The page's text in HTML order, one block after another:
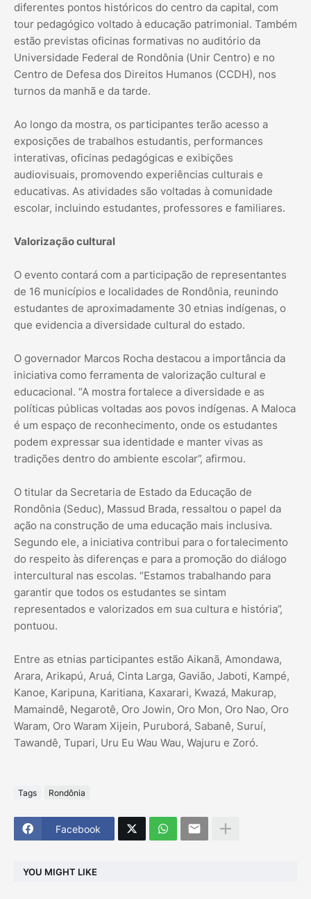
diferentes pontos históricos do centro da capital, com
tour pedagógico voltado à educação patrimonial. Também
estão previstas oficinas formativas no auditório da
Universidade Federal de Rondônia (Unir Centro) e no
Centro de Defesa dos Direitos Humanos (CCDH), nos
turnos da manhã e da tarde.
Ao longo da mostra, os participantes terão acesso a
exposições de trabalhos estudantis, performances
interativas, oficinas pedagógicas e exibições
audiovisuais, promovendo experiências culturais e
educativas. As atividades são voltadas à comunidade
escolar, incluindo estudantes, professores e familiares.
Valorização cultural
O evento contará com a participação de representantes
de 16 municípios e localidades de Rondônia, reunindo
estudantes de aproximadamente 30 etnias indígenas, o
que evidencia a diversidade cultural do estado.
O governador Marcos Rocha destacou a importância da
iniciativa como ferramenta de valorização cultural e
educacional. “A mostra fortalece a diversidade e as
políticas públicas voltadas aos povos indígenas. A Maloca
é um espaço de reconhecimento, onde os estudantes
podem expressar sua identidade e manter vivas as
tradições dentro do ambiente escolar”, afirmou.
O titular da Secretaria de Estado da Educação de
Rondônia (Seduc), Massud Brada, ressaltou o papel da
ação na construção de uma educação mais inclusiva.
Segundo ele, a iniciativa contribui para o fortalecimento
do respeito às diferenças e para a promoção do diálogo
intercultural nas escolas. “Estamos trabalhando para
garantir que todos os estudantes se sintam
representados e valorizados em sua cultura e história”,
pontuou.
Entre as etnias participantes estão Aikanã, Amondawa,
Arara, Arikapú, Aruá, Cinta Larga, Gavião, Jaboti, Kampé,
Kanoe, Karipuna, Karitiana, Kaxarari, Kwazá, Makurap,
Mamaindê, Negarotê, Oro Jowin, Oro Mon, Oro Nao, Oro
Waram, Oro Waram Xijein, Puruborá, Sabanê, Suruí,
Tawandê, Tupari, Uru Eu Wau Wau, Wajuru e Zoró.
Tags Rondônia
Facebook
YOU MIGHT LIKE